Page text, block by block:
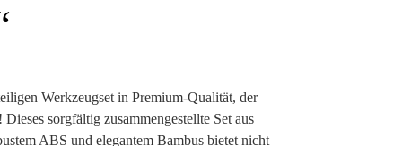
Werkzeugset in Premium-Qualität, der
sorgfältig zusammengestellte Set aus
ABS und elegantem Bambus bietet nicht